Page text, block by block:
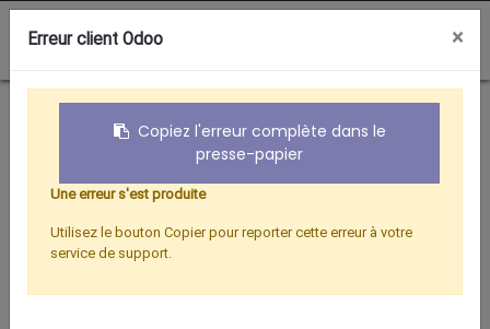
0
Boutique
VENTILATEURS
CONVECTEUR MOBILE TURBO 2000W
Erreur client Odoo ×
Copiez l'erreur complète dans le
presse-papier
Une erreur s'est produite
Utilisez le bouton Copier pour reporter cette erreur à votre
service de support.